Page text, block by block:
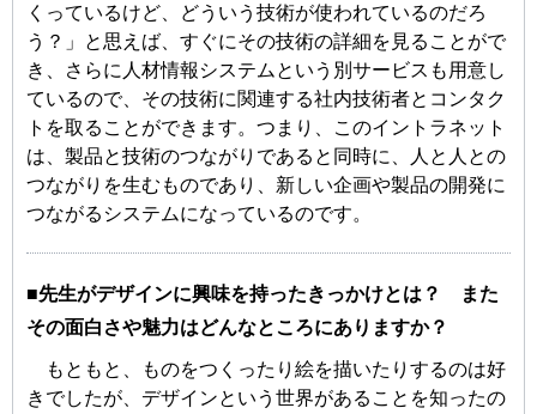
くっているけど、どういう技術が使われているのだろ
う？」と思えば、すぐにその技術の詳細を見ることがで
き、さらに人材情報システムという別サービスも用意し
ているので、その技術に関連する社内技術者とコンタク
トを取ることができます。つまり、このイントラネット
は、製品と技術のつながりであると同時に、人と人との
つながりを生むものであり、新しい企画や製品の開発に
つながるシステムになっているのです。
■先生がデザインに興味を持ったきっかけとは？ また
その面白さや魅力はどんなところにありますか？
もともと、ものをつくったり絵を描いたりするのは好
きでしたが、デザインという世界があることを知ったの